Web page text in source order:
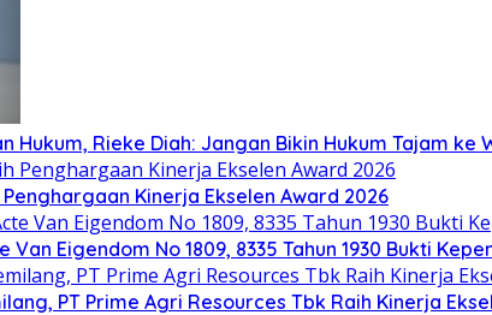
Hukum, Rieke Diah: Jangan Bikin Hukum Tajam ke
Kinerja Ekselen Award 2026
Van Eigendom No 1809, 8335 Tahun 1930 Bukti
PT Prime Agri Resources Tbk Raih Kinerja